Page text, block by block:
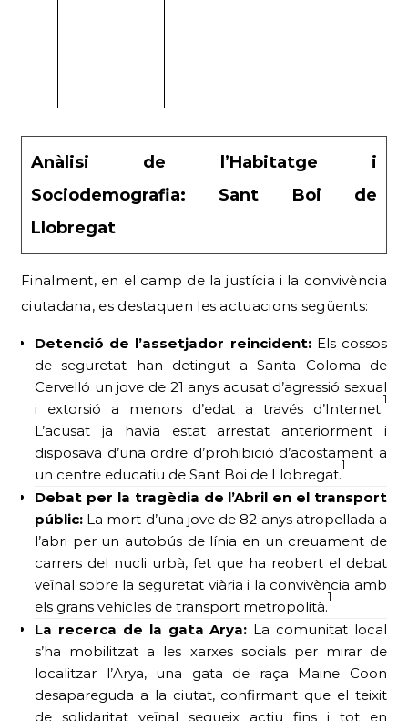
Anàlisi de l’Habitatge i
Sociodemografia: Sant Boi de
Llobregat
Finalment, en el camp de la justícia i la convivència
ciutadana, es destaquen les actuacions següents:
Detenció de l’assetjador reincident:Els cossos
de seguretat han detingut a Santa Coloma de
Cervelló un jove de 21 anys acusat d’agressió sexual
i extorsió a menors d’edat a través d’Internet.
1
L’acusat ja havia estat arrestat anteriorment i
disposava d’una ordre d’prohibició d’acostament a
un centre educatiu de Sant Boi de Llobregat.
1
Debat per la tragèdia de l’Abril en el transport
públic: La mort d’una jove de 82 anys atropellada a
l’abri per un autobús de línia en un creuament de
carrers del nucli urbà, fet que ha reobert el debat
veïnal sobre la seguretat viària i la convivència amb
els grans vehicles de transport metropolità.
1
La recerca de la gata Arya: La comunitat local
s’ha mobilitzat a les xarxes socials per mirar de
localitzar l’Arya, una gata de raça Maine Coon
desapareguda a la ciutat, confirmant que el teixit
de solidaritat veïnal segueix actiu fins i tot en